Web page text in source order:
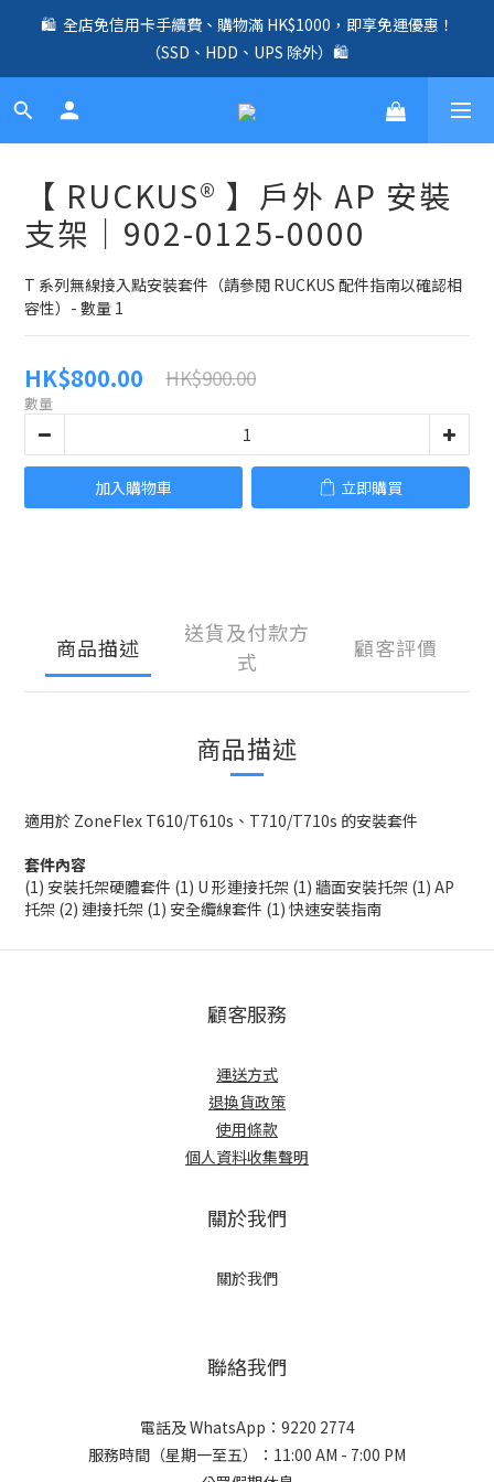
🛍️  全店免信用卡手續費、購物滿 HK$1000，即享免運優惠！
（SSD、HDD、UPS 除外）🛍️
🛍️  全店免信用卡手續費、購物滿 HK$1000，即享免運優惠！
（SSD、HDD、UPS 除外）🛍️
✨ 全店免信用卡手續費｜全線 UniFi Router、Switch、AP 產品兩
☎️ 全店免信用卡手續費｜提供客製化中、小、大型企業網絡、儲
存、監控、會議、智能化等方案，歡迎聯絡！☎️
🛍️  全店免信用卡手續費、購物滿 HK$1000，即享免運優惠！
（SSD、HDD、UPS 除外）🛍️
【 RUCKUS® 】戶外 AP 安裝
支架｜902-0125-0000
T 系列無線接入點安裝套件（請參閱 RUCKUS 配件指南以確認相
容性）- 數量 1
HK$800.00 HK$900.00
數量
加入購物車 立即購買
商品描述
送貨及付款方
式
顧客評價
商品描述
適用於 ZoneFlex T610/T610s、T710/T710s 的安裝套件
套件內容
(1) 安裝托架硬體套件 (1) U 形連接托架 (1) 牆面安裝托架 (1) AP
托架 (2) 連接托架 (1) 安全纜線套件 (1) 快速安裝指南
顧客服務
運送方式
退換貨政策
使用條款
個人資料收集聲明
關於我們
關於我們
聯絡我們
電話及 WhatsApp：9220 2774
服務時間（星期一至五）：11:00 AM - 7:00 PM